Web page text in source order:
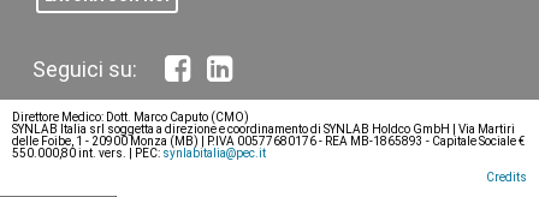
Direttore Medico: Dott. Marco Caputo (CMO)
SYNLAB Italia srl soggetta a direzione e coordinamento di SYNLAB Holdco GmbH | Via Martiri
delle Foibe, 1 - 20900 Monza (MB) | P.IVA 00577680176 - REA MB-1865893 - Capitale Sociale €
550.000,80 int. vers. | PEC: synlabitalia@pec.it
Credits